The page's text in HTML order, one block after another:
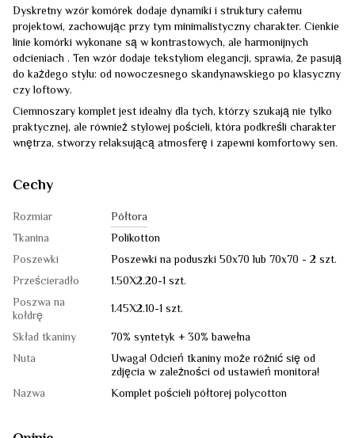
Dyskretny wzór komórek dodaje dynamiki i struktury całemu
projektowi, zachowując przy tym minimalistyczny charakter. Cienkie
linie komórki wykonane są w kontrastowych, ale harmonijnych
odcieniach . Ten wzór dodaje tekstyliom elegancji, sprawia, że pasują
do każdego stylu: od nowoczesnego skandynawskiego po klasyczny
czy loftowy.
Ciemnoszary komplet jest idealny dla tych, którzy szukają nie tylko
praktycznej, ale również stylowej pościeli, która podkreśli charakter
wnętrza, stworzy relaksującą atmosferę i zapewni komfortowy sen.
Cechy
Rozmiar
Półtora
Tkanina
Polikotton
Poszewki
Poszewki na poduszki 50x70 lub 70x70 - 2 szt.
Prześcieradło
1.50Х2.20-1 szt.
Poszwa na
kołdrę
1.45Х2.10-1 szt.
Skład tkaniny
70% syntetyk + 30% bawełna
Nuta
Uwaga! Odcień tkaniny może różnić się od
zdjęcia w zależności od ustawień monitora!
Nazwa
Komplet pościeli półtorej polycotton